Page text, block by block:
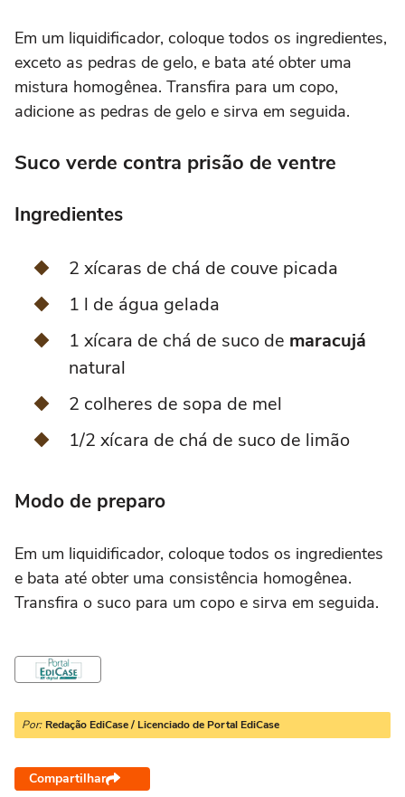
Em um liquidificador, coloque todos os ingredientes,
exceto as pedras de gelo, e bata até obter uma
mistura homogênea. Transfira para um copo,
adicione as pedras de gelo e sirva em seguida.
Suco verde contra prisão de ventre
Ingredientes
2 xícaras de chá de couve picada
1 l de água gelada
1 xícara de chá de suco de maracujá
natural
2 colheres de sopa de mel
1/2 xícara de chá de suco de limão
Modo de preparo
Em um liquidificador, coloque todos os ingredientes
e bata até obter uma consistência homogênea.
Transfira o suco para um copo e sirva em seguida.
Por: Redação EdiCase / Licenciado de Portal EdiCase
Compartilhar